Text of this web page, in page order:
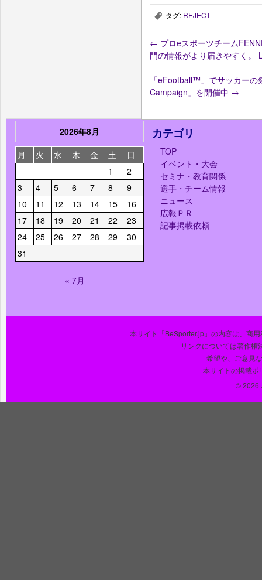
, タグ: REJECT
← プロeスポーツチーム
門の情報がより届きやすく。
「eFootball™」でサッカー
Campaign」を開催中 →
2026年8月
月
火 水 木 金 土
日
1
2
3
4 5 6 7 8
9
10
11 12 13 14 15
16
17
18 19 20 21 22
23
24
25 26 27 28 29
30
31
« 7月
カテゴリ
TOP
イベント・大会
セミナ・教育関係
選手・チーム情報
ニュース
広報ＰＲ
記事掲載依頼
本サイト「BeSporter.jp」の内容は、商
リンクについては著作権
希望や、ご意見
本サイトの掲載ポ
© 2026